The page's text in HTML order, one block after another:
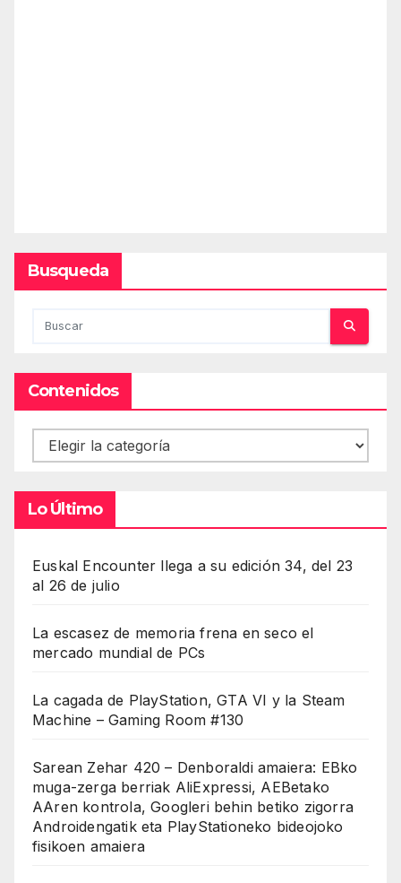
Busqueda
Contenidos
Contenidos
Lo Último
Euskal Encounter llega a su edición 34, del 23
al 26 de julio
La escasez de memoria frena en seco el
mercado mundial de PCs
La cagada de PlayStation, GTA VI y la Steam
Machine – Gaming Room #130
Sarean Zehar 420 – Denboraldi amaiera: EBko
muga-zerga berriak AliExpressi, AEBetako
AAren kontrola, Googleri behin betiko zigorra
Androidengatik eta PlayStationeko bideojoko
fisikoen amaiera